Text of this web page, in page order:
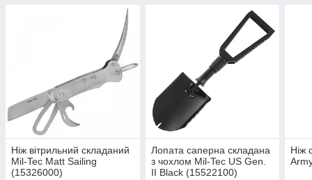
Ніж вітрильний складаний
Mil-Tec Matt Sailing
(15326000)
Лопата саперна складана
з чохлом Mil-Tec US Gen.
II Black (15522100)
Ніж